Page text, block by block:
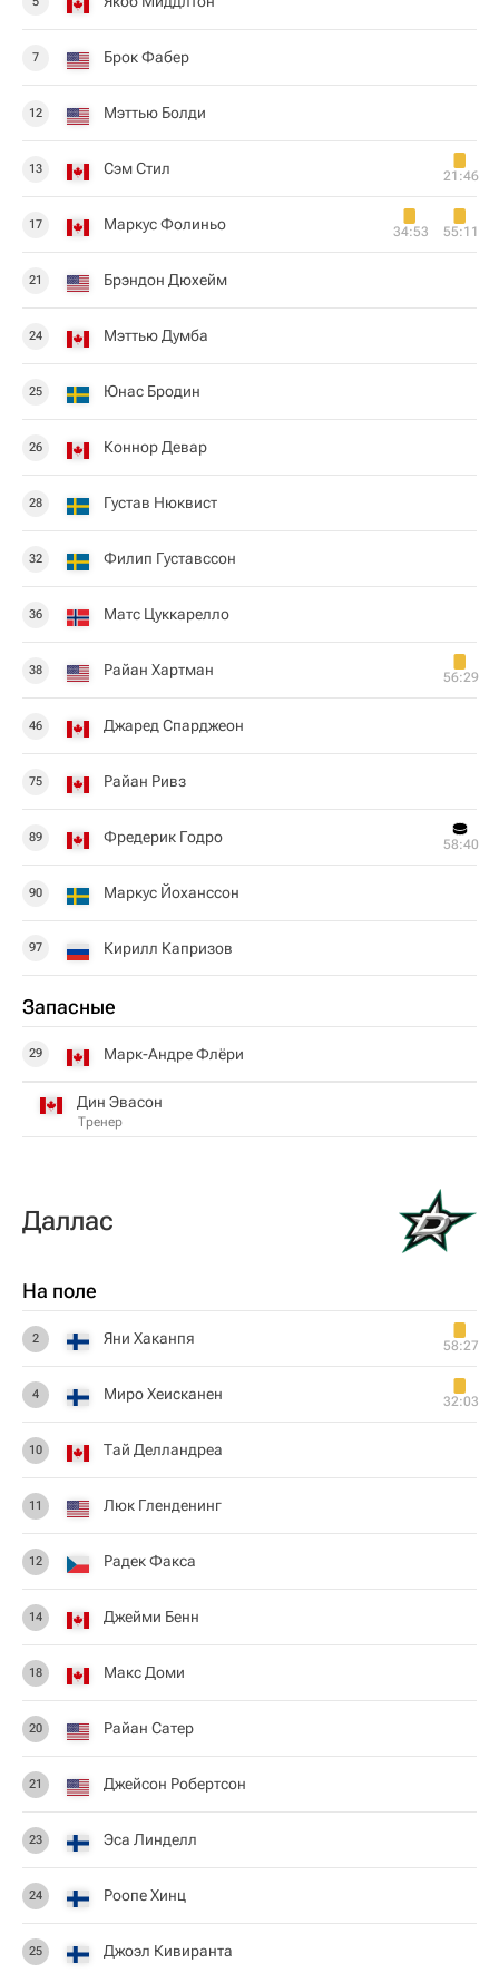
7 Брок Фабер
12 Мэттью Болди
13 Сэм Стил 21:46
17 Маркус Фолиньо 34:53 55:11
21 Брэндон Дюхейм
24 Мэттью Думба
25 Юнас Бродин
26 Коннор Девар
28 Густав Нюквист
32 Филип Густавссон
36 Матс Цуккарелло
38 Райан Хартман 56:29
46 Джаред Спарджеон
75 Райан Ривз
89 Фредерик Годро 58:40
90 Маркус Йоханссон
97 Кирилл Капризов
Запасные
29 Марк-Андре Флёри
Дин Эвасон
Тренер
Даллас
На поле
2 Яни Хаканпя 58:27
4 Миро Хеисканен 32:03
10 Тай Делландреа
11 Люк Гленденинг
12 Радек Факса
14 Джейми Бенн
18 Макс Доми
20 Райан Сатер
21 Джейсон Робертсон
23 Эса Линделл
24 Роопе Хинц
25 Джоэл Кивиранта